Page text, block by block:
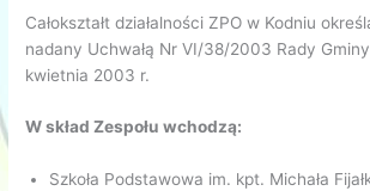
Całokształt działalności ZPO w Kodniu
nadany Uchwałą Nr VI/38/2003 Rady
kwietnia 2003 r.
W skład Zespołu wchodzą:
Szkoła Podstawowa im. kpt. Michała